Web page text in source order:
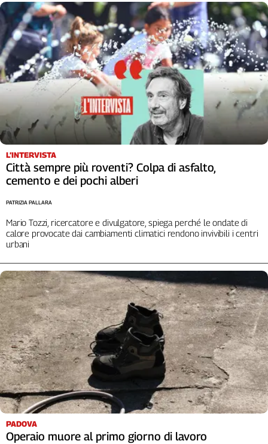
L’INTERVISTA
Città sempre più roventi? Colpa di asfalto,
cemento e dei pochi alberi
Mario Tozzi, ricercatore e divulgatore, spiega perché le ondate di
calore provocate dai cambiamenti climatici rendono invivibili i centri
urbani
PATRIZIA PALLARA
PADOVA
Operaio muore al primo giorno di lavoro